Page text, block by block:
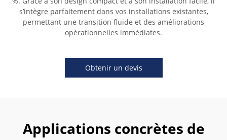
s’intègre parfaitement dans vos installations existantes,
permettant une transition fluide et des améliorations
opérationnelles immédiates.
Obtenir un devis
Applications concrètes de